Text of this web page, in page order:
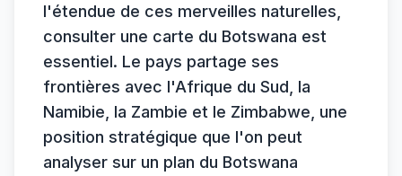
l'étendue de ces merveilles naturelles,
consulter une carte du Botswana est
essentiel. Le pays partage ses
frontières avec l'Afrique du Sud, la
Namibie, la Zambie et le Zimbabwe, une
position stratégique que l'on peut
analyser sur un plan du Botswana